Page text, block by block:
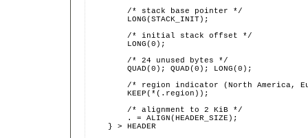
        /* stack base pointer */
        LONG(STACK_INIT);
        /* initial stack offset */
        LONG(0);
        /* 24 unused bytes */
        QUAD(0); QUAD(0); LONG(0);
/* region indicator (North America,
        KEEP(*(.region));
        /* alignment to 2 KiB */
        . = ALIGN(HEADER_SIZE);
    } > HEADER